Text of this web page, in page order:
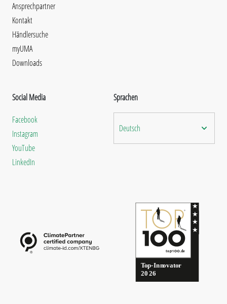
Ansprechpartner
Kontakt
Händlersuche
myUMA
Downloads
Social Media
Facebook
Instagram
YouTube
LinkedIn
Sprachen
Deutsch